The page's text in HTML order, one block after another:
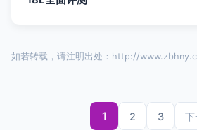
如若转载，请注明出处：http://
1 2 3 下